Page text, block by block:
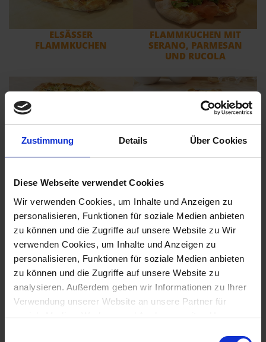
Zustimmung Details Über Cookies
Diese Webseite verwendet Cookies
Wir verwenden Cookies, um Inhalte und Anzeigen zu
personalisieren, Funktionen für soziale Medien anbieten
zu können und die Zugriffe auf unsere Website zu Wir
verwenden Cookies, um Inhalte und Anzeigen zu
personalisieren, Funktionen für soziale Medien anbieten
zu können und die Zugriffe auf unsere Website zu
analysieren. Außerdem geben wir Informationen zu Ihrer
Verwendung unserer Website an unsere Partner für
soziale Medien, Werbung und Analysen weiter. Unsere
ELSÄSSER
FLAMMKUCHEN
FLAMMKUCHEN MIT
SERANO, PARMESAN
UND RUCOLA
FLAMMKUCHEN MIT
UND
FLAMMKUCHEN MIT
FRÜHLINGSZWIEBELN
FLAMMKUCHENBODEN FLAMMKUCHENSOSSE